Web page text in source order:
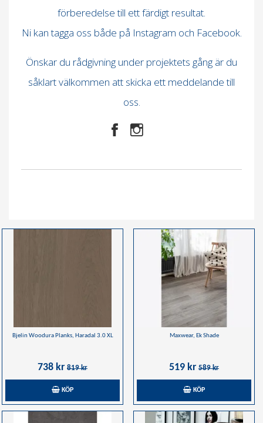
förberedelse till ett färdigt resultat.
Ni kan tagga oss både på Instagram och Facebook.
Önskar du rådgivning under projektets gång är du
såklart välkommen att skicka ett meddelande till
oss.
Bjelin Woodura Planks, Haradal 3.0 XL
738 kr 819 kr
KÖP
Maxwear, Ek Shade
519 kr 589 kr
KÖP